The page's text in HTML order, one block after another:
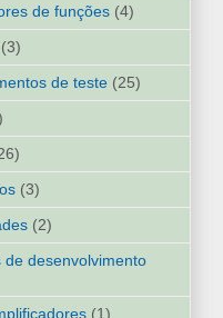
de funções (4)
(3)
de teste (25)
(3)
(2)
de desenvolvimento
(1)